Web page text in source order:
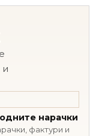
и
нарачки
фактури и